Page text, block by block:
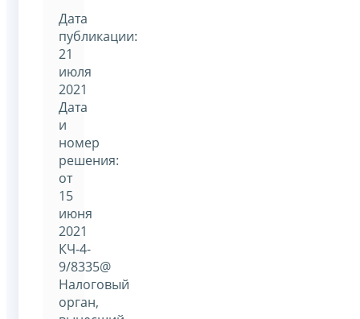
Дата
публикации:
21
июля
2021
Дата
и
номер
решения:
от
15
июня
2021
КЧ-4-
9/8335@
Налоговый
орган,